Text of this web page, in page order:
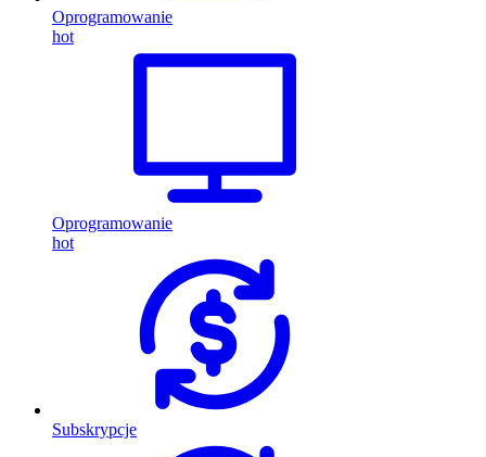
Oprogramowanie
hot
Oprogramowanie
hot
Subskrypcje